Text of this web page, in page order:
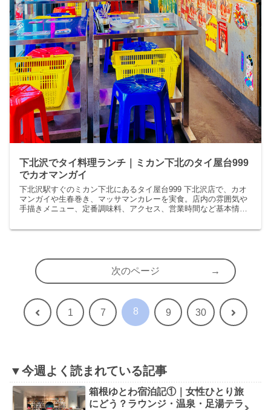
下北沢でタイ料理ランチ｜ミカン下北のタイ屋台999
でカオマンガイ
下北沢駅すぐのミカン下北にあるタイ屋台999 下北沢店で、カオ
マンガイや生春巻き、マッサマンカレーを実食。店内の雰囲気や
手描きメニュー、定番調味料、アクセス、営業時間など基本情報
介。
次のページ
前 1 7 8 9 30 次
▼今週よく読まれている記事
箱根ゆとわ宿泊記①｜女性ひとり旅
にどう？ラウンジ・温泉・足湯テラ